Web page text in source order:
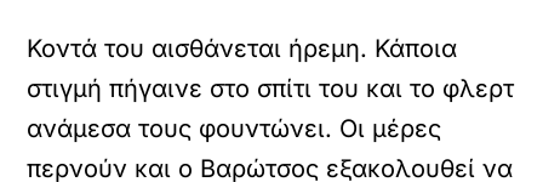
Κοντά του αισθάνεται ήρεμη. Κάποια
στιγμή πήγαινε στο σπίτι του και το φλερτ
ανάμεσα τους φουντώνει. Οι μέρες
περνούν και ο Βαρώτσος εξακολουθεί να